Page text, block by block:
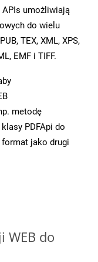
APIs umożliwiają
do wielu
TEX, XML, XPS,
EMF i TIFF.
metodę
PDFApi do
format jako drugi
WEB do